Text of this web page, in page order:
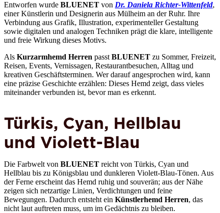
Entworfen wurde BLUENET von Dr. Daniela Richter-Wittenfeld,
einer Künstlerin und Designerin aus Mülheim an der Ruhr. Ihre
Verbindung aus Grafik, Illustration, experimenteller Gestaltung
sowie digitalen und analogen Techniken prägt die klare, intelligente
und freie Wirkung dieses Motivs.
Als Kurzarmhemd Herren passt BLUENET zu Sommer, Freizeit,
Reisen, Events, Vernissagen, Restaurantbesuchen, Alltag und
kreativen Geschäftsterminen. Wer darauf angesprochen wird, kann
eine präzise Geschichte erzählen: Dieses Hemd zeigt, dass vieles
miteinander verbunden ist, bevor man es erkennt.
Türkis, Cyan, Hellblau
und Violett-Blau
Die Farbwelt von BLUENET reicht von Türkis, Cyan und
Hellblau bis zu Königsblau und dunkleren Violett-Blau-Tönen. Aus
der Ferne erscheint das Hemd ruhig und souverän; aus der Nähe
zeigen sich netzartige Linien, Verdichtungen und feine
Bewegungen. Dadurch entsteht ein Künstlerhemd Herren, das
nicht laut auftreten muss, um im Gedächtnis zu bleiben.